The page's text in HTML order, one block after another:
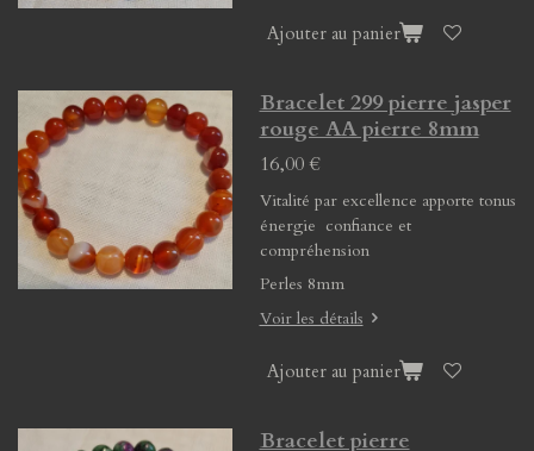
Ajouter au panier
Bracelet 299 pierre jasper
rouge AA pierre 8mm
16,00 €
Vitalité par excellence apporte tonus
énergie confiance et
compréhension
Perles 8mm
Voir les détails
Ajouter au panier
Bracelet pierre